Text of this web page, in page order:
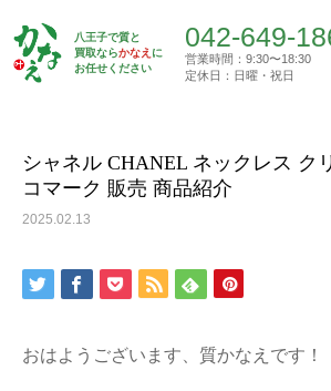
八王子で質と
買取ならかなえ に
お任せください
042-649-
営業時間：9:30〜18:30
定休日：日曜・祝日
Top 買取実績 シャネル CHANEL ネック
シャネル CHANEL ネックレス ク
コマーク 販売 商品紹介
2025.02.13
おはようございます、質かなえです！
トップ